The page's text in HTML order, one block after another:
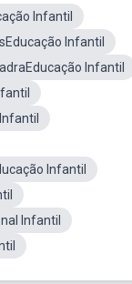
Infantil
Infantil
Infantil
Infantil
Infantil